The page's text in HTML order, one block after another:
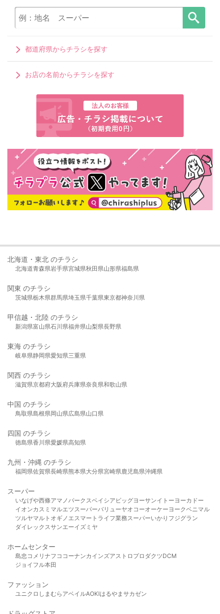
都道府県からチラシを探す
お店の名前からチラシを探す
北海道・東北 のチラシ
北海道青森県岩手県宮城県秋田県山形県福島県
関東 のチラシ
茨城県栃木県群馬県埼玉県千葉県東京都神奈川県
甲信越・北陸 のチラシ
新潟県富山県石川県福井県山梨県長野県
東海 のチラシ
岐阜県静岡県愛知県三重県
関西 のチラシ
滋賀県京都府大阪府兵庫県奈良県和歌山県
中国 のチラシ
鳥取県島根県岡山県広島県山口県
四国 のチラシ
徳島県香川県愛媛県高知県
九州・沖縄 のチラシ
福岡県佐賀県長崎県熊本県大分県宮崎県鹿児島県沖縄県
スーパー
いなげや西條アマノパークスベイシア ビッグヨーサンイトーヨーカドー
イオンカスミ マルエツスーパーバリューヤオコーオーケー ヨークベニマル
ツルヤマルト オギノ エスマート ライフ業務スーパーいかり フジグラン
ダイレックスサンエーイズミヤ
ホームセンター
島忠 コメリ ナフコ コーナンカインズアストロプロダクツDCM
ジョイフル本田
ファッション
ユニクロ しまむら アベイルAOKIはるやま サカゼン